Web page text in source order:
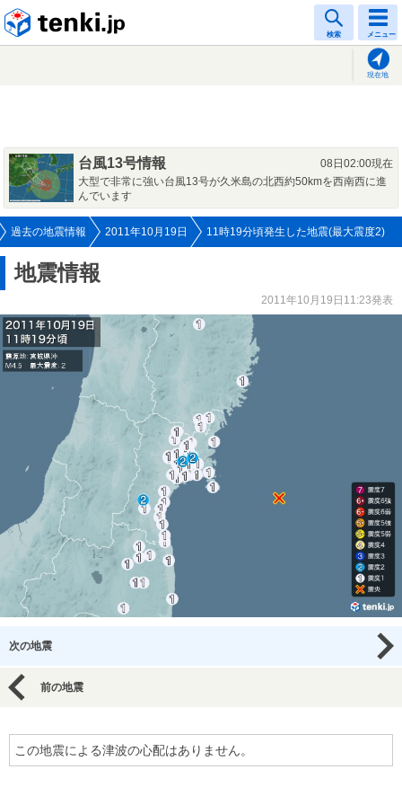
検索 メニュー
現在地
台風13号情報
08日02:00現在
大型で非常に強い台風13号が久米島の北西約50kmを西南西に進
んでいます
過去の地震情報 2011年10月19日 11時19分頃発生した地震(最大震度2)
地震情報
2011年10月19日11:23発表
次の地震
前の地震
この地震による津波の心配はありません。